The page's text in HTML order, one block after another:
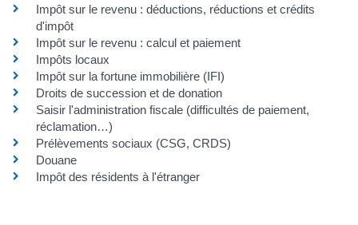
Impôt sur le revenu : déductions, réductions et crédits
d'impôt
Impôt sur le revenu : calcul et paiement
Impôts locaux
Impôt sur la fortune immobilière (IFI)
Droits de succession et de donation
Saisir l'administration fiscale (difficultés de paiement,
réclamation…)
Prélèvements sociaux (CSG, CRDS)
Douane
Impôt des résidents à l'étranger